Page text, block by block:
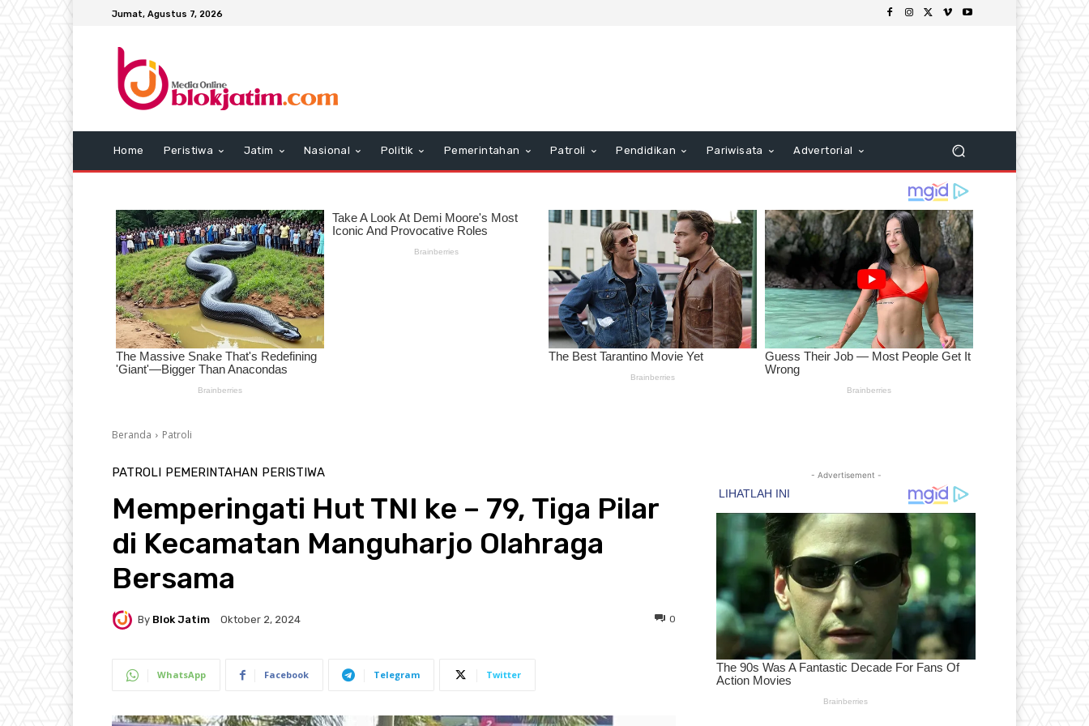
Jumat, Agustus 7, 2026
Home Peristiwa Jatim Nasional Politik Pemerintahan Patroli Pendidikan Pariwisata Advertorial
Beranda Patroli
PATROLI PEMERINTAHAN PERISTIWA
Memperingati Hut TNI ke – 79, Tiga Pilar
di Kecamatan Manguharjo Olahraga
Bersama
By Blok Jatim Oktober 2, 2024 0
WhatsApp Facebook Telegram Twitter
- Advertisement -